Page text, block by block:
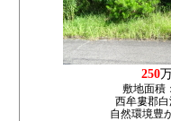
250
敷地面積
西牟婁郡白
自然環境豊